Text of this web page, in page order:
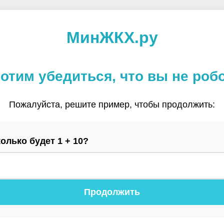
МинЖКХ.ру
убедиться, что вы не
Пожалуйста, решите пример, чтобы продолжить:
будет 1 + 10?
Продолжить